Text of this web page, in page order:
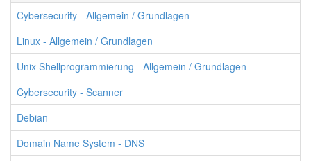
Cybersecurity - Allgemein / Grundlagen
Linux - Allgemein / Grundlagen
Unix Shellprogrammierung - Allgemein / Grundlagen
Cybersecurity - Scanner
Debian
Domain Name System - DNS